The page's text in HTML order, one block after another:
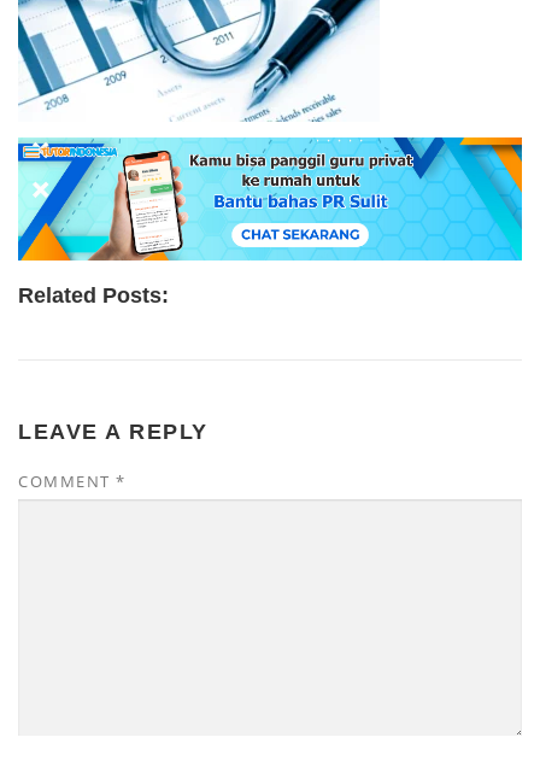
Related Posts:
LEAVE A REPLY
COMMENT *